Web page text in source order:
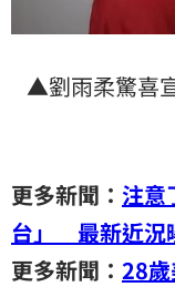
▲劉雨柔驚喜
更多新聞： 注意
台」 最新近況
更多新聞： 28